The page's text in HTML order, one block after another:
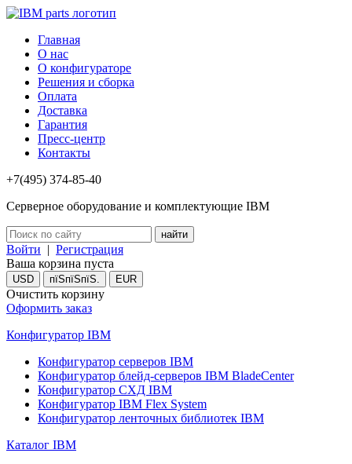
Главная
О нас
О конфигураторе
Решения и сборка
Оплата
Доставка
Гарантия
Пресс-центр
Контакты
+7(495) 374-85-40
Серверное оборудование и комплектующие IBM
Войти | Регистрация
Ваша корзина пуста
USD пїЅпїЅпїЅ. EUR
Очистить корзину
Оформить заказ
Конфигуратор IBM
Конфигуратор серверов IBM
Конфигуратор блейд-серверов IBM BladeCenter
Конфигуратор СХД IBM
Конфигуратор IBM Flex System
Конфигуратор ленточных библиотек IBM
Каталог IBM